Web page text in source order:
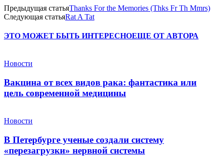
Предыдущая статьяThanks For the Memories (Thks Fr Th Mmrs)
Следующая статьяRat A Tat
ЭТО МОЖЕТ БЫТЬ ИНТЕРЕСНОЕЩЕ ОТ АВТОРА
Новости
Вакцина от всех видов рака: фантастика или
цель современной медицины
Новости
В Петербурге ученые создали систему
«перезагрузки» нервной системы